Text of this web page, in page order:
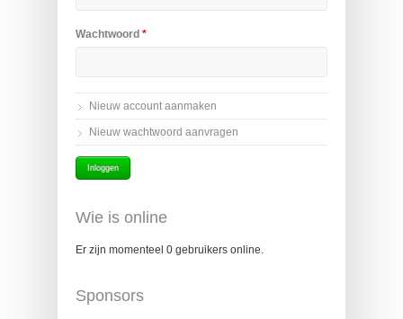
Wachtwoord *
Nieuw account aanmaken
Nieuw wachtwoord aanvragen
Wie is online
Er zijn momenteel 0 gebruikers online.
Sponsors